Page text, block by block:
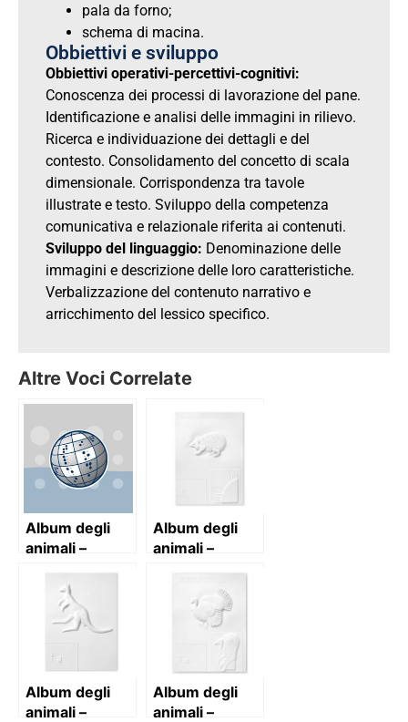
pala da forno;
schema di macina.
Obbiettivi e sviluppo
Obbiettivi operativi-percettivi-cognitivi:
Conoscenza dei processi di lavorazione del pane.
Identificazione e analisi delle immagini in rilievo.
Ricerca e individuazione dei dettagli e del
contesto. Consolidamento del concetto di scala
dimensionale. Corrispondenza tra tavole
illustrate e testo. Sviluppo della competenza
comunicativa e relazionale riferita ai contenuti.
Sviluppo del linguaggio: Denominazione delle
immagini e descrizione delle loro caratteristiche.
Verbalizzazione del contenuto narrativo e
arricchimento del lessico specifico.
Altre Voci Correlate
Album degli
animali –
Album degli
animali –
Album degli
animali –
Album degli
animali –